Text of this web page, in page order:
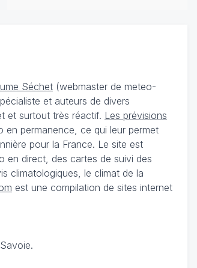
Séchet (webmaster de meteo-
et auteurs de divers
et surtout très réactif. Les prévisions
en permanence, ce qui leur permet
pour la France. Le site est
en direct, des cartes de suivi des
climatologiques, le climat de la
est une compilation de sites internet